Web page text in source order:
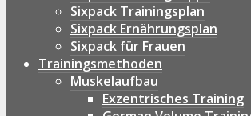
Sixpack Trainingsplan
Sixpack Ernährungsplan
Sixpack für Frauen
Trainingsmethoden
Muskelaufbau
Exzentrisches Training